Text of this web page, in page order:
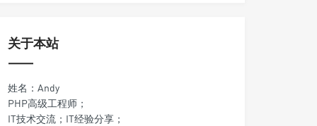
关于本站
姓名：Andy
PHP高级工程师；
IT技术交流；IT经验分享；